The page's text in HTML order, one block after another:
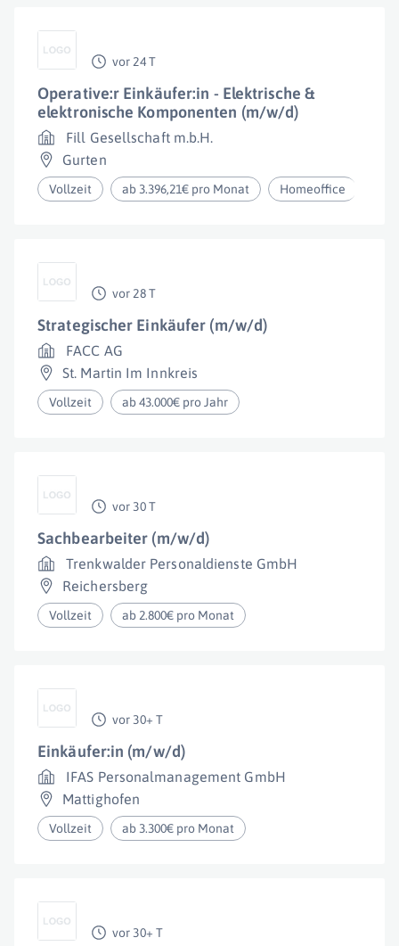
vor 24 T
Operative:r Einkäufer:in - Elektrische &
elektronische Komponenten (m/w/d)
Fill Gesellschaft m.b.H.
Gurten
Vollzeit ab 3.396,21€ pro Monat Homeoffice
vor 28 T
Strategischer Einkäufer (m/w/d)
FACC AG
St. Martin Im Innkreis
Vollzeit ab 43.000€ pro Jahr
vor 30 T
Sachbearbeiter (m/w/d)
Trenkwalder Personaldienste GmbH
Reichersberg
Vollzeit ab 2.800€ pro Monat
vor 30+ T
Einkäufer:in (m/w/d)
IFAS Personalmanagement GmbH
Mattighofen
Vollzeit ab 3.300€ pro Monat
vor 30+ T